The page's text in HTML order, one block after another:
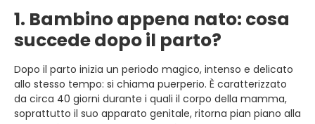
1. Bambino appena nato: cosa
succede dopo il parto?
Dopo il parto inizia un periodo magico, intenso e delicato
allo stesso tempo: si chiama puerperio. È caratterizzato
da circa 40 giorni durante i quali il corpo della mamma,
soprattutto il suo apparato genitale, ritorna pian piano alla